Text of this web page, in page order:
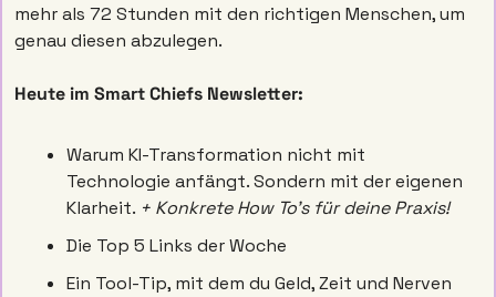
mehr als 72 Stunden mit den richtigen Menschen, um
genau diesen abzulegen.
Heute im Smart Chiefs Newsletter:
Warum KI-Transformation nicht mit
Technologie anfängt. Sondern mit der eigenen
Klarheit. + Konkrete How To’s für deine Praxis!
Die Top 5 Links der Woche
Ein Tool-Tip, mit dem du Geld, Zeit und Nerven